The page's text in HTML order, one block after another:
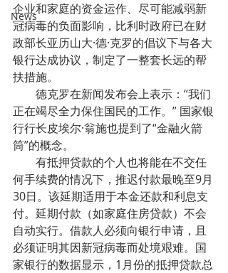
News
企业和家庭的资金运作、尽可能减弱新
冠病毒的负面影响，比利时政府已在财
政部长亚历山大·德·克罗的倡议下与各大
银行达成协议，制定了一整套长远的帮
扶措施。
正在竭尽全力保住国民的工作。” 国家银
行行长皮埃尔·翁施也提到了“金融火箭
筒”的概念。
何手续费的情况下，推迟付款最晚至9月
30日。该延期适用于本金还款和利息支
付。延期付款（如家庭住房贷款）不会
自动实行。借款人必须向银行申请，且
必须证明其因新冠病毒而处境艰难。国
家银行的数据显示，1月份的抵押贷款总